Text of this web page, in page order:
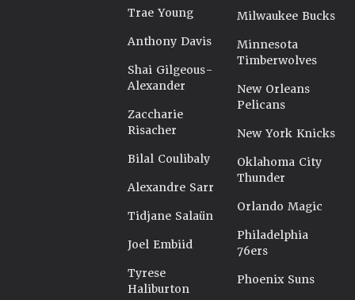
Trae Young
Anthony Davis
Shai Gilgeous-
Alexander
Zaccharie
Risacher
Bilal Coulibaly
Alexandre Sarr
Tidjane Salaün
Joel Embiid
Tyrese
Haliburton
Milwaukee Bucks
Minnesota
Timberwolves
New Orleans
Pelicans
New York Knicks
Oklahoma City
Thunder
Orlando Magic
Philadelphia
76ers
Phoenix Suns